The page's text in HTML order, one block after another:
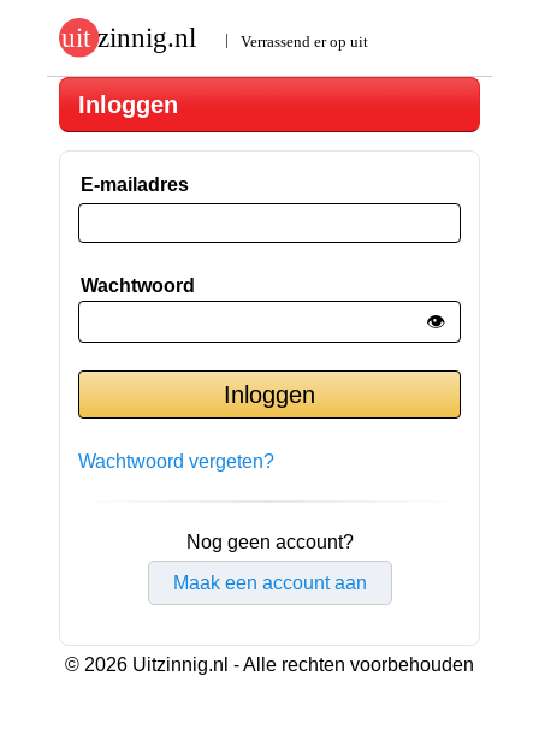
Inloggen
E-mailadres
Wachtwoord
👁️
Wachtwoord vergeten?
Nog geen account?
Maak een account aan
© 2026 Uitzinnig.nl - Alle rechten voorbehouden